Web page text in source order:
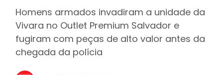
Homens armados invadiram a unidade da
Vivara no Outlet Premium Salvador e
fugiram com peças de alto valor antes da
chegada da polícia